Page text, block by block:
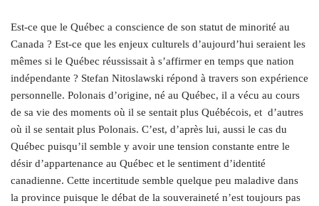
Est-ce que le Québec a conscience de son statut de minorité au
Canada ? Est-ce que les enjeux culturels d’aujourd’hui seraient les
mêmes si le Québec réussissait à s’affirmer en temps que nation
indépendante ? Stefan Nitoslawski répond à travers son expérience
personnelle. Polonais d’origine, né au Québec, il a vécu au cours
de sa vie des moments où il se sentait plus Québécois, et d’autres
où il se sentait plus Polonais. C’est, d’après lui, aussi le cas du
Québec puisqu’il semble y avoir une tension constante entre le
désir d’appartenance au Québec et le sentiment d’identité
canadienne. Cette incertitude semble quelque peu maladive dans
la province puisque le débat de la souveraineté n’est toujours pas